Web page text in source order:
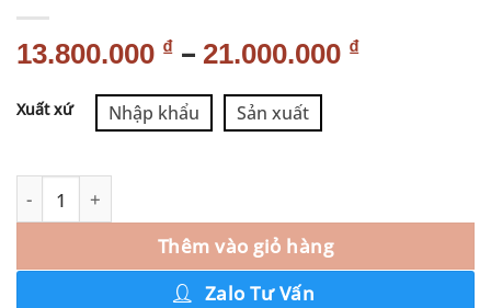
13.800.000 ₫ – 21.000.000 ₫
Xuất xứ Nhập khẩu Sản xuất
Thêm vào giỏ hàng
Alternative:
Zalo Tư Vấn